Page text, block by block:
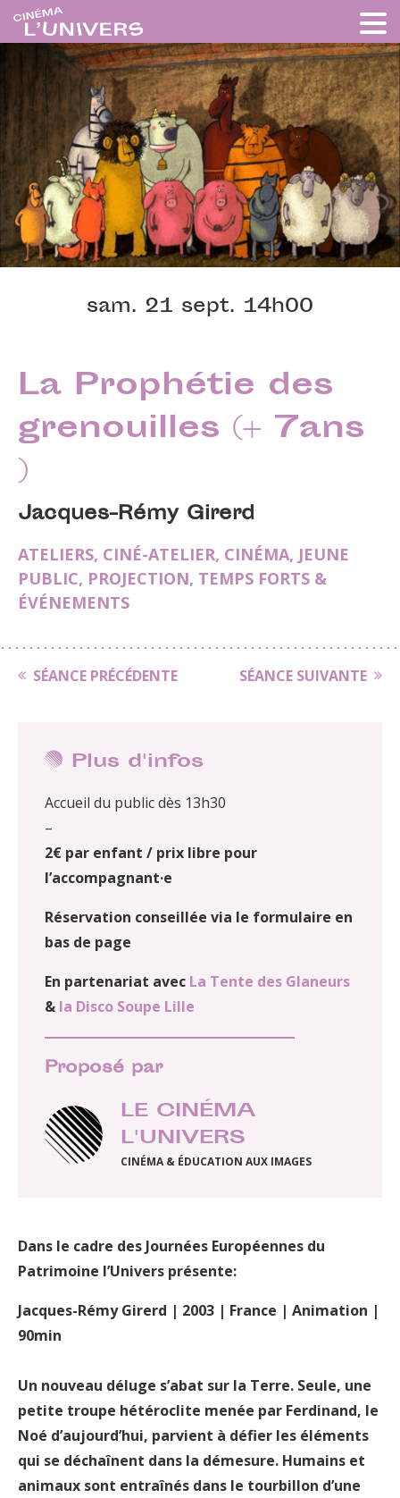
sam. 21 sept. 14h00
La Prophétie des
grenouilles (+ 7ans
)
Jacques-Rémy Girerd
ATELIERS, CINÉ-ATELIER, CINÉMA, JEUNE
PUBLIC, PROJECTION, TEMPS FORTS &
ÉVÉNEMENTS
SÉANCE PRÉCÉDENTE SÉANCE SUIVANTE
Plus d'infos
Accueil du public dès 13h30
–
2€ par enfant / prix libre pour
l’accompagnant·e
Réservation conseillée via le formulaire en
bas de page
En partenariat avec La Tente des Glaneurs
& la Disco Soupe Lille
Proposé par
LE CINÉMA
L'UNIVERS
CINÉMA & ÉDUCATION AUX IMAGES
Dans le cadre des Journées Européennes du
Patrimoine l’Univers présente:
Jacques-Rémy Girerd | 2003 | France | Animation |
90min
Un nouveau déluge s’abat sur la Terre. Seule, une
petite troupe hétéroclite menée par Ferdinand, le
Noé d’aujourd’hui, parvient à défier les éléments
qui se déchaînent dans la démesure. Humains et
animaux sont entraînés dans le tourbillon d’une